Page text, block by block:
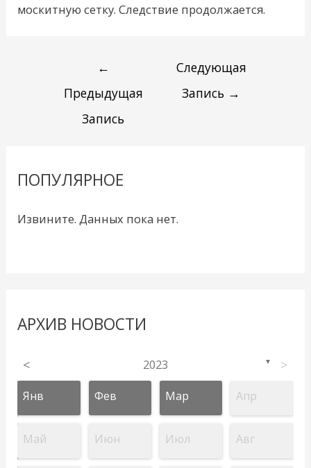
москитную сетку. Следствие продолжается.
←
Предыдущая
Запись
Следующая
Запись →
ПОПУЛЯРНОЕ
Извините. Данных пока нет.
АРХИВ НОВОСТИ
< 2023 ▼ >
Янв Фев Мар Апр
Май Июн Июл Авг